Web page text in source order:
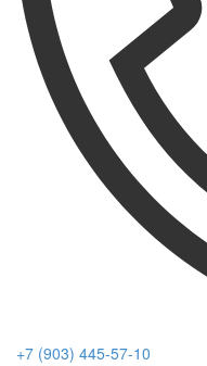
+7 (903) 445-57-10